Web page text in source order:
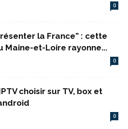
0
la France” : cette
Maine-et-Loire rayonne...
0
choisir sur TV, box et
0